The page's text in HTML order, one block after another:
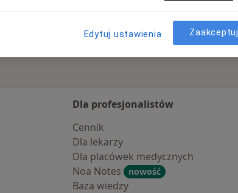
Dla profesjonalistów
Cennik
Dla lekarzy
Dla placówek medycznych
Noa Notes
nowość
Baza wiedzy
Edytuj ustawienia Zaakceptuj